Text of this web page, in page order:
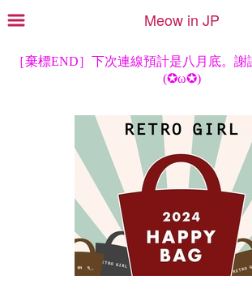
Meow in JP